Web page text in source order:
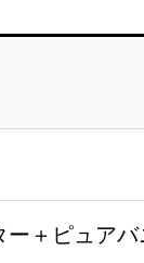
ー＋ピュア